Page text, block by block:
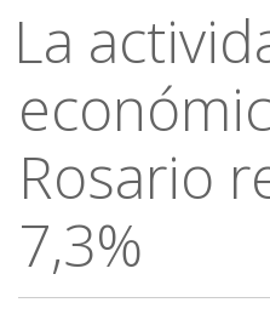
La
Rosario
7,3%